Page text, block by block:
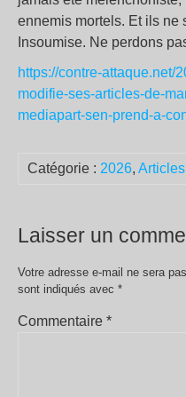
ennemis mortels. Et ils ne
Insoumise. Ne perdons
https://contre-attaque.net/
modifie-ses-articles-de-
mediapart-sen-prend-a-
Catégorie : 2026, Articles
Laisser un
Votre adresse e-mail ne sera
sont indiqués avec *
Commentaire *